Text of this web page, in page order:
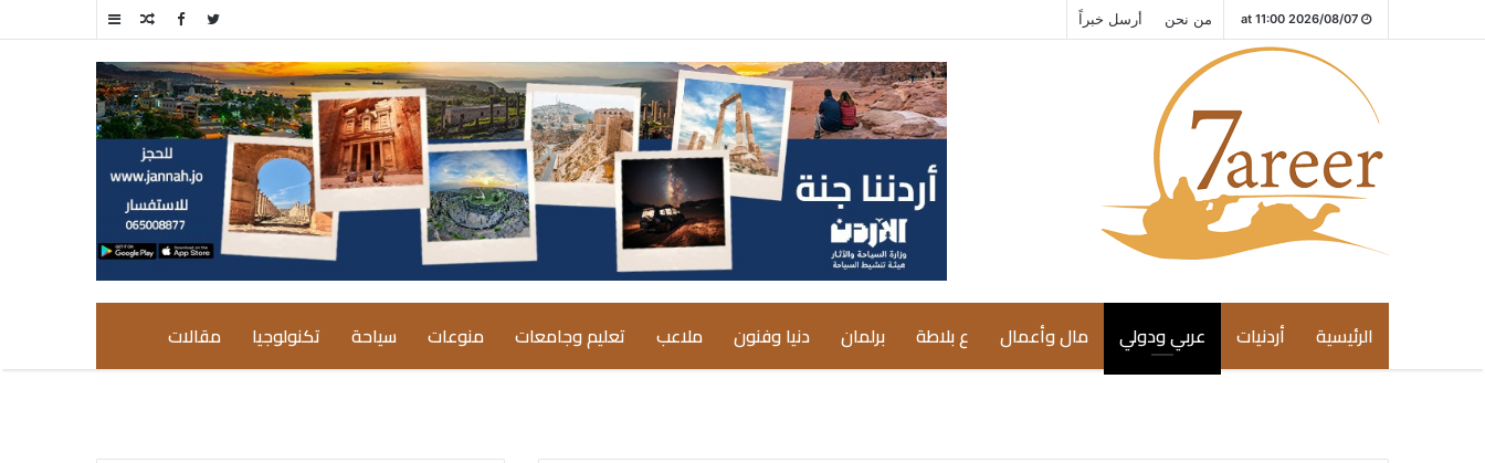
2026/08/07 at 11:00 من نحن أرسل خبراً إضافة
جانبي
مقال
الرئيسية أردنيات عربي ودولي مال وأعمال ع بلاطة برلمان دنيا وفنون ملاعب تعليم وجامعات منوعات سياحة تكنولوجيا مقالات